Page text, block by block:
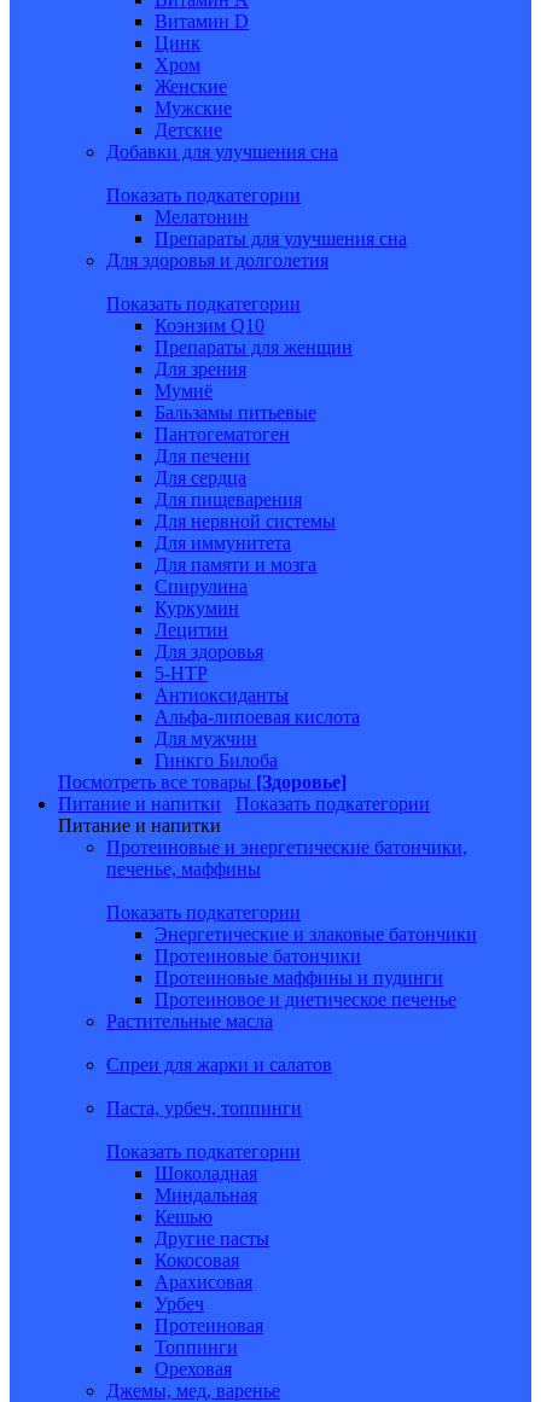
Витамин D
Цинк
Хром
Женские
Мужские
Детские
Добавки для улучшения сна
Показать подкатегории
Мелатонин
Препараты для улучшения сна
Для здоровья и долголетия
Показать подкатегории
Коэнзим Q10
Препараты для женщин
Для зрения
Мумиё
Бальзамы питьевые
Пантогематоген
Для печени
Для сердца
Для пищеварения
Для нервной системы
Для иммунитета
Для памяти и мозга
Спирулина
Куркумин
Лецитин
Для здоровья
5-HTP
Антиоксиданты
Альфа-липоевая кислота
Для мужчин
Гинкго Билоба
Посмотреть все товары [Здоровье]
Питание и напитки
Показать подкатегории
Питание и напитки
Протеиновые и энергетические батончики,
печенье, маффины
Показать подкатегории
Энергетические и злаковые батончики
Протеиновые батончики
Протеиновые маффины и пудинги
Протеиновое и диетическое печенье
Растительные масла
Спреи для жарки и салатов
Паста, урбеч, топпинги
Показать подкатегории
Шоколадная
Миндальная
Кешью
Другие пасты
Кокосовая
Арахисовая
Урбеч
Протеиновая
Топпинги
Ореховая
Джемы, мед, варенье